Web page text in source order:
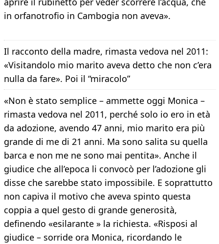
in orfanotrofio in Cambogia non aveva».
Il racconto della madre, rimasta vedova nel 2011:
«Visitandolo mio marito aveva detto che non c’era
nulla da fare». Poi il “miracolo”
«Non è stato semplice – ammette oggi Monica –
rimasta vedova nel 2011, perché solo io ero in età
da adozione, avendo 47 anni, mio marito era più
grande di me di 21 anni. Ma sono salita su quella
barca e non me ne sono mai pentita». Anche il
giudice che all’epoca li convocò per l’adozione gli
disse che sarebbe stato impossibile. E soprattutto
non capiva il motivo che aveva spinto questa
coppia a quel gesto di grande generosità,
definendo «esilarante » la richiesta. «Risposi al
giudice – sorride ora Monica, ricordando le